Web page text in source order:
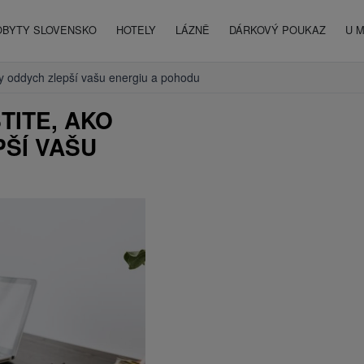
SLOVENSKO HOTELY LÁZNĚ DÁRKOVÝ POUKAZ U
zlepší vašu energiu a pohodu
AKO
VAŠU